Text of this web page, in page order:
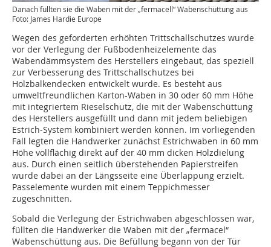
Danach füllten sie die Waben mit der „fermacell“ Wabenschüttung aus
Foto: James Hardie Europe
Wegen des geforderten erhöhten Trittschallschutzes wurde
vor der Verlegung der Fußbodenheizelemente das
Wabendämmsystem des Herstellers eingebaut, das speziell
zur Verbesserung des Trittschallschutzes bei
Holzbalkendecken entwickelt wurde. Es besteht aus
umweltfreundlichen Karton-Waben in 30 oder 60 mm Höhe
mit integriertem Rieselschutz, die mit der Wabenschüttung
des Herstellers ausgefüllt und dann mit jedem beliebigen
Estrich-System kombiniert werden können. Im vorliegenden
Fall legten die Handwerker zunächst Estrichwaben in 60 mm
Höhe vollflächig direkt auf der 40 mm dicken Holzdielung
aus. Durch einen seitlich überstehenden Papierstreifen
wurde dabei an der Längsseite eine Überlappung erzielt.
Passelemente wurden mit einem Teppichmesser
zugeschnitten.
Sobald die Verlegung der Estrichwaben abgeschlossen war,
füllten die Handwerker die Waben mit der „fermacel“
Wabenschüttung aus. Die Befüllung begann von der Tür